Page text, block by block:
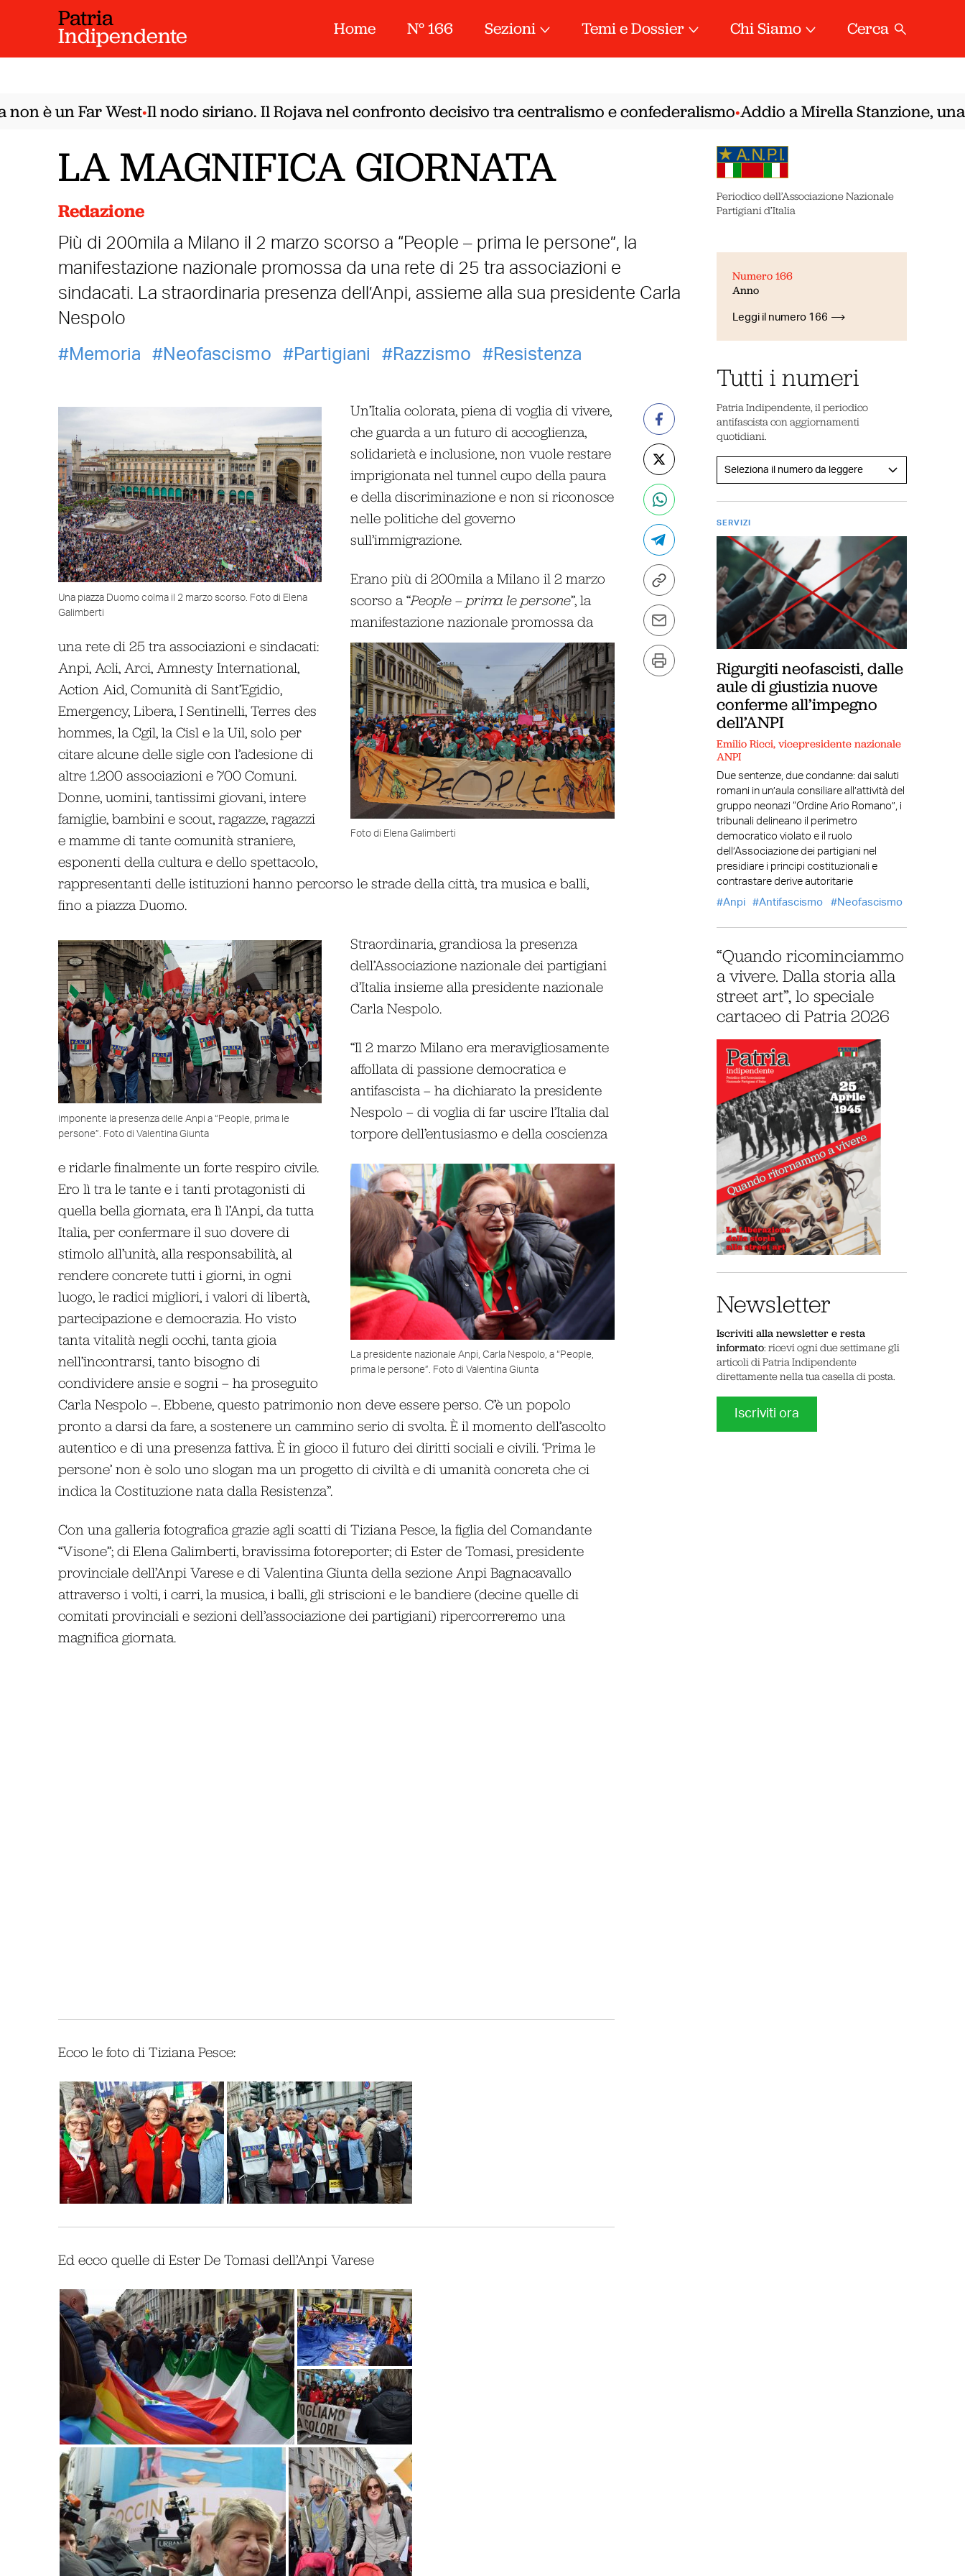
Patria
Indipendente Home N° 166 Sezioni Temi e Dossier Chi Siamo Cerca
è un Far West•Il nodo siriano. Il Rojava nel confronto decisivo tra centralismo e confederalismo•Addio a Mirella Stanzione, una
LA MAGNIFICA GIORNATA
Redazione
Più di 200mila a Milano il 2 marzo scorso a “People – prima le persone”, la
manifestazione nazionale promossa da una rete di 25 tra associazioni e
sindacati. La straordinaria presenza dell’Anpi, assieme alla sua presidente Carla
Nespolo
Memoria
Neofascismo Partigiani Razzismo Resistenza
Una piazza Duomo colma il 2 marzo scorso. Foto di Elena
Galimberti
Un’Italia colorata, piena di voglia di vivere,
che guarda a un futuro di accoglienza,
solidarietà e inclusione, non vuole restare
imprigionata nel tunnel cupo della paura
e della discriminazione e non si riconosce
nelle politiche del governo
sull’immigrazione.
Foto di Elena Galimberti
Erano più di 200mila a Milano il 2 marzo
scorso a “People – prima le persone”, la
manifestazione nazionale promossa da
una rete di 25 tra associazioni e sindacati:
Anpi, Acli, Arci, Amnesty International,
Action Aid, Comunità di Sant’Egidio,
Emergency, Libera, I Sentinelli, Terres des
hommes, la Cgil, la Cisl e la Uil, solo per
citare alcune delle sigle con l’adesione di
altre 1.200 associazioni e 700 Comuni.
Donne, uomini, tantissimi giovani, intere
famiglie, bambini e scout, ragazze, ragazzi
e mamme di tante comunità straniere,
esponenti della cultura e dello spettacolo,
rappresentanti delle istituzioni hanno percorso le strade della città, tra musica e balli,
fino a piazza Duomo.
imponente la presenza delle Anpi a “People, prima le
persone”. Foto di Valentina Giunta
Straordinaria, grandiosa la presenza
dell’Associazione nazionale dei partigiani
d’Italia insieme alla presidente nazionale
Carla Nespolo.
La presidente nazionale Anpi, Carla Nespolo, a “People,
prima le persone”. Foto di Valentina Giunta
“Il 2 marzo Milano era meravigliosamente
affollata di passione democratica e
antifascista – ha dichiarato la presidente
Nespolo – di voglia di far uscire l’Italia dal
torpore dell’entusiasmo e della coscienza
e ridarle finalmente un forte respiro civile.
Ero lì tra le tante e i tanti protagonisti di
quella bella giornata, era lì l’Anpi, da tutta
Italia, per confermare il suo dovere di
stimolo all’unità, alla responsabilità, al
rendere concrete tutti i giorni, in ogni
luogo, le radici migliori, i valori di libertà,
partecipazione e democrazia. Ho visto
tanta vitalità negli occhi, tanta gioia
nell’incontrarsi, tanto bisogno di
condividere ansie e sogni – ha proseguito
Carla Nespolo –. Ebbene, questo patrimonio non deve essere perso. C’è un popolo
pronto a darsi da fare, a sostenere un cammino serio di svolta. È il momento dell’ascolto
autentico e di una presenza fattiva. È in gioco il futuro dei diritti sociali e civili. ‘Prima le
persone’ non è solo uno slogan ma un progetto di civiltà e di umanità concreta che ci
indica la Costituzione nata dalla Resistenza”.
Con una galleria fotografica grazie agli scatti di Tiziana Pesce, la figlia del Comandante
“Visone”; di Elena Galimberti, bravissima fotoreporter; di Ester de Tomasi, presidente
provinciale dell’Anpi Varese e di Valentina Giunta della sezione Anpi Bagnacavallo
attraverso i volti, i carri, la musica, i balli, gli striscioni e le bandiere (decine quelle di
comitati provinciali e sezioni dell’associazione dei partigiani) ripercorreremo una
magnifica giornata.
Ecco le foto di Tiziana Pesce:
Ed ecco quelle di Ester De Tomasi dell’Anpi Varese
Periodico dell’Associazione Nazionale
Partigiani d’Italia
Numero 166
Anno
Leggi il numero 166
Tutti i numeri
Patria Indipendente, il periodico
antifascista con aggiornamenti
quotidiani.
SERVIZI
Rigurgiti neofascisti, dalle
aule di giustizia nuove
conferme all’impegno
dell’ANPI
Emilio Ricci, vicepresidente nazionale
ANPI
Due sentenze, due condanne: dai saluti
romani in un’aula consiliare all’attività del
gruppo neonazi “Ordine Ario Romano”, i
tribunali delineano il perimetro
democratico violato e il ruolo
dell’Associazione dei partigiani nel
presidiare i principi costituzionali e
contrastare derive autoritarie
Anpi
Antifascismo Neofascismo
“Quando ricominciammo
a vivere. Dalla storia alla
street art”, lo speciale
cartaceo di Patria 2026
Newsletter
Iscriviti alla newsletter e resta
informato: ricevi ogni due settimane gli
articoli di Patria Indipendente
direttamente nella tua casella di posta.
Iscriviti ora